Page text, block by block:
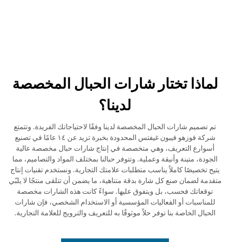
لماذا تختار شارات الحبال المخصصة
لدينا؟
تم تصميم شارات الحبال المخصصة لدينا وفقًا لاحتياجاتك الفريدة. وتتمتع
شركة فوزهو فيبون غيفتس المحدودة بخبرة تزيد عن ١٤ عامًا في تصنيع
أسوارع التعريف، وهي متخصصة في إنتاج شارات حبال مخصصة عالية
الجودة، متينة وأنيقة وعملية. وتتوفر حبالنا بمختلف المواد والتصاميم، مما
يتيح تخصيصًا كاملاً يناسب متطلبات علامتك التجارية. ونستخدم تقنيات إنتاج
متقدمة لضمان صنع كل شارة بدقة متناهية، ما يضمن أن تتلقى منتجًا لا يلبّي
توقعاتك فحسب، بل ويتفوق عليها. سواءً كانت هذه الشارات مخصصة
للمناسبات أو الفعاليات المؤسسية أو الاستخدام الشخصي، فإن شارات
الحبال الخاصة بنا توفر حلاً موثوقًا به للتعريف والترويج للعلامة التجارية.